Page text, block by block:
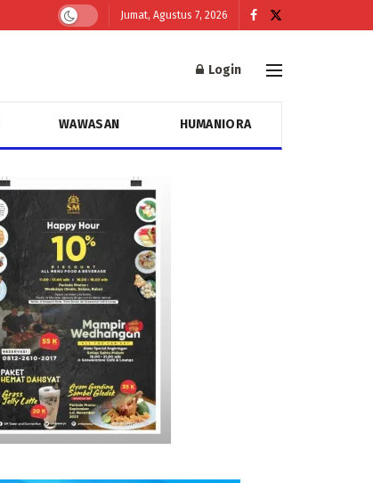
Jumat, Agustus 7, 2026
Login
WAWASAN HUMANIORA